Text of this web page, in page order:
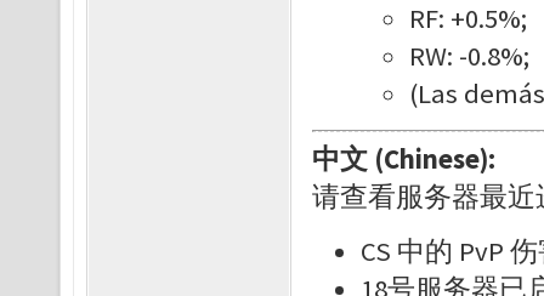
RF: +0.5%;
RW: -0.8%;
(Las
中文 (Chinese):
请查看服务器最
CS 中的 PvP
18号服务器已